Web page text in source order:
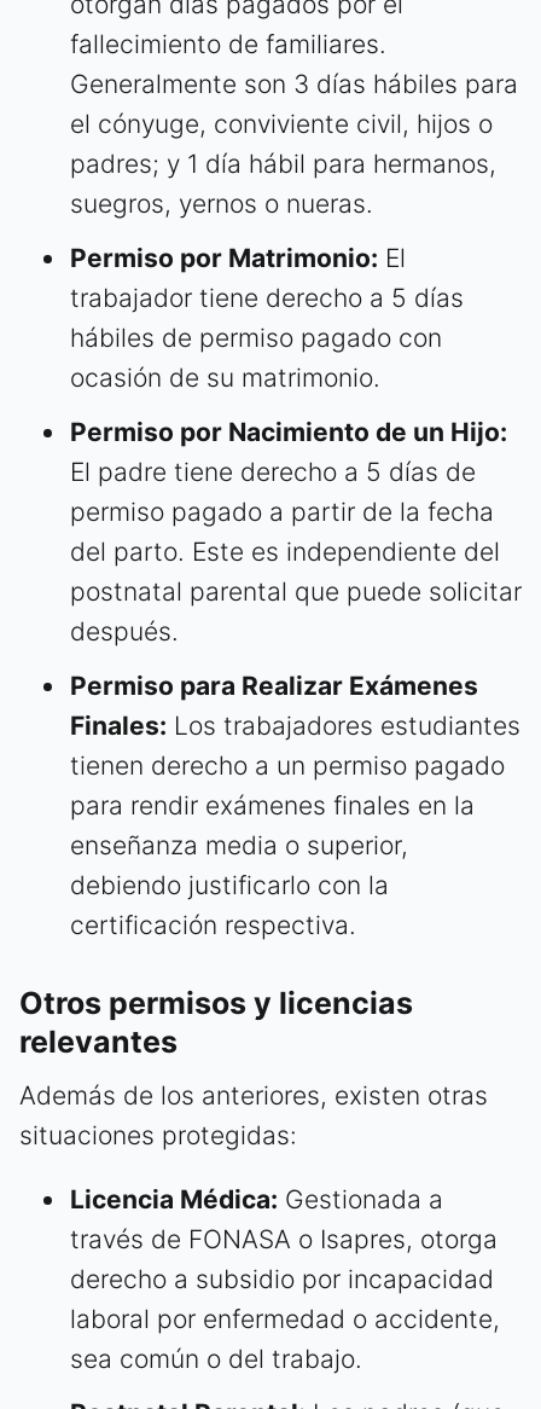
fallecimiento de familiares.
Generalmente son 3 días hábiles para
el cónyuge, conviviente civil, hijos o
padres; y 1 día hábil para hermanos,
suegros, yernos o nueras.
Permiso por Matrimonio: El
trabajador tiene derecho a 5 días
hábiles de permiso pagado con
ocasión de su matrimonio.
Permiso por Nacimiento de un Hijo:
El padre tiene derecho a 5 días de
permiso pagado a partir de la fecha
del parto. Este es independiente del
postnatal parental que puede solicitar
después.
Permiso para Realizar Exámenes
Finales: Los trabajadores estudiantes
tienen derecho a un permiso pagado
para rendir exámenes finales en la
enseñanza media o superior,
debiendo justificarlo con la
certificación respectiva.
Otros permisos y licencias
relevantes
Además de los anteriores, existen otras
situaciones protegidas:
Licencia Médica: Gestionada a
través de FONASA o Isapres, otorga
derecho a subsidio por incapacidad
laboral por enfermedad o accidente,
sea común o del trabajo.